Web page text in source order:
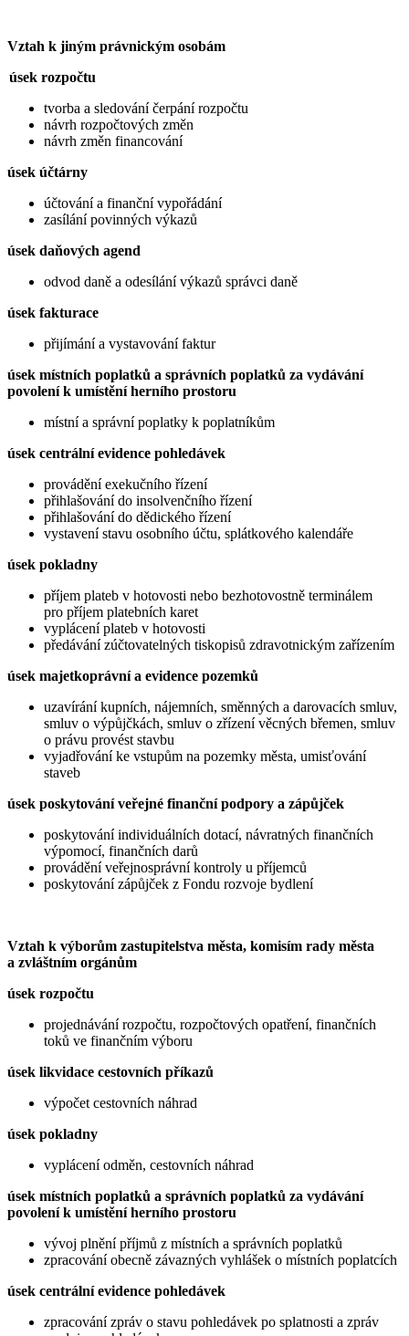
Vztah k jiným právnickým osobám
úsek rozpočtu
tvorba a sledování čerpání rozpočtu
návrh rozpočtových změn
návrh změn financování
úsek účtárny
účtování a finanční vypořádání
zasílání povinných výkazů
úsek daňových agend
odvod daně a odesílání výkazů správci daně
úsek fakturace
přijímání a vystavování faktur
úsek místních poplatků a správních poplatků za vydávání
povolení k umístění herního prostoru
místní a správní poplatky k poplatníkům
úsek centrální evidence pohledávek
provádění exekučního řízení
přihlašování do insolvenčního řízení
přihlašování do dědického řízení
vystavení stavu osobního účtu, splátkového kalendáře
úsek pokladny
příjem plateb v hotovosti nebo bezhotovostně terminálem
pro příjem platebních karet
vyplácení plateb v hotovosti
předávání zúčtovatelných tiskopisů zdravotnickým zařízením
úsek majetkoprávní a evidence pozemků
uzavírání kupních, nájemních, směnných a darovacích smluv,
smluv o výpůjčkách, smluv o zřízení věcných břemen, smluv
o právu provést stavbu
vyjadřování ke vstupům na pozemky města, umisťování
staveb
úsek poskytování veřejné finanční podpory a zápůjček
poskytování individuálních dotací, návratných finančních
výpomocí, finančních darů
provádění veřejnosprávní kontroly u příjemců
poskytování zápůjček z Fondu rozvoje bydlení
Vztah k výborům zastupitelstva města, komisím rady města
a zvláštním orgánům
úsek rozpočtu
projednávání rozpočtu, rozpočtových opatření, finančních
toků ve finančním výboru
úsek likvidace cestovních příkazů
výpočet cestovních náhrad
úsek pokladny
vyplácení odměn, cestovních náhrad
úsek místních poplatků a správních poplatků za vydávání
povolení k umístění herního prostoru
vývoj plnění příjmů z místních a správních poplatků
zpracování obecně závazných vyhlášek o místních poplatcích
úsek centrální evidence pohledávek
zpracování zpráv o stavu pohledávek po splatnosti a zpráv